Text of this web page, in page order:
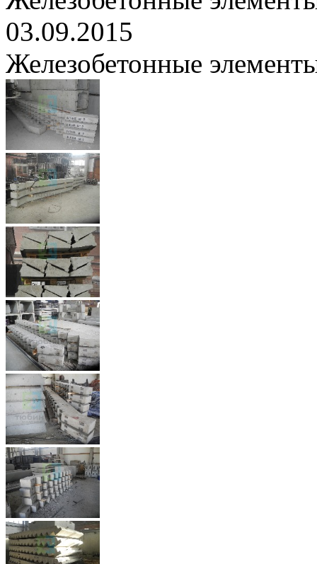
03.09.2015
Железобетонные